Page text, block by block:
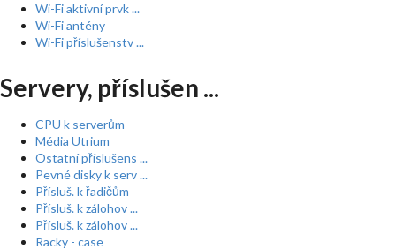
Wi-Fi aktivní prvk ...
Wi-Fi antény
Wi-Fi příslušenstv ...
Servery, příslušen ...
CPU k serverům
Média Utrium
Ostatní příslušens ...
Pevné disky k serv ...
Přísluš. k řadičům
Přísluš. k zálohov ...
Přísluš. k zálohov ...
Racky - case